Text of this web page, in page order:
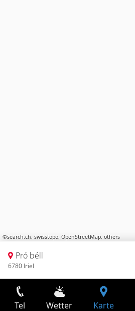
©search.ch, swisstopo, OpenStreetMap, others
Pró béll
6780 Iriel
Tel Wetter Karte